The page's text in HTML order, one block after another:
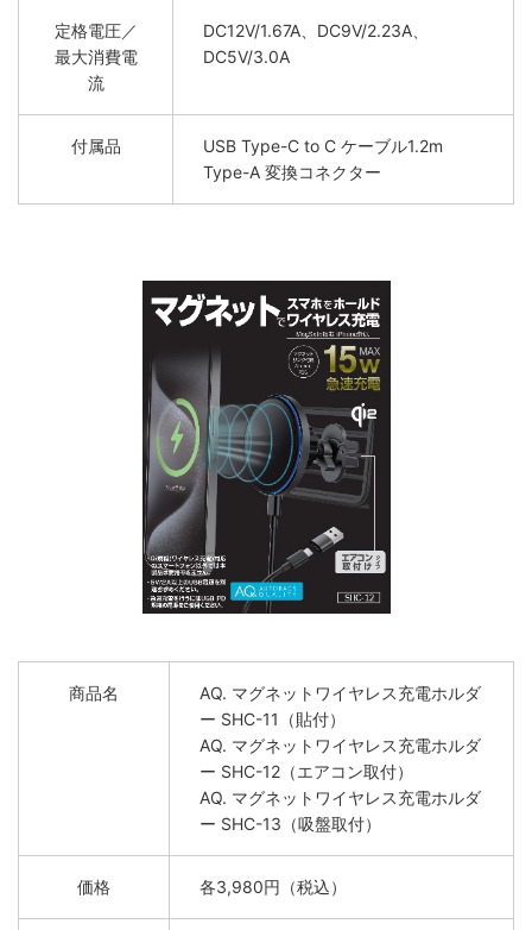
定格電圧／
最大消費電
流
DC12V/1.67A、DC9V/2.23A、
DC5V/3.0A
付属品
USB Type-C to C ケーブル1.2m
Type-A 変換コネクター
商品名
AQ. マグネットワイヤレス充電ホルダ
ー SHC-11（貼付）
AQ. マグネットワイヤレス充電ホルダ
ー SHC-12（エアコン取付）
AQ. マグネットワイヤレス充電ホルダ
ー SHC-13（吸盤取付）
価格 各3,980円（税込）